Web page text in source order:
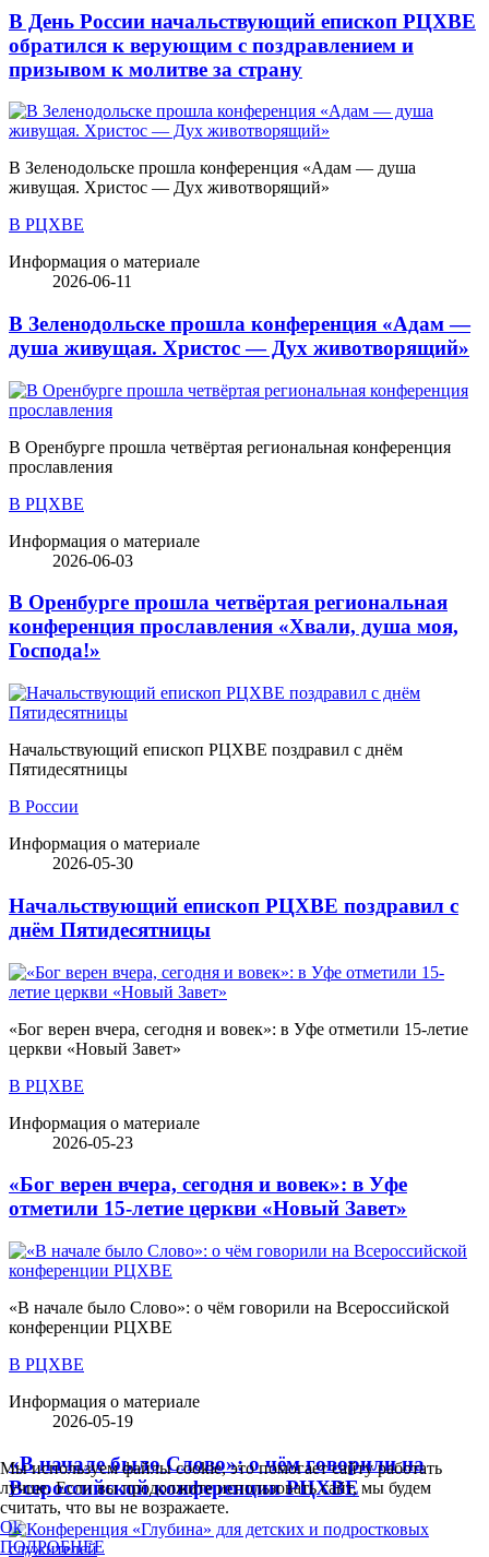
В День России начальствующий епископ РЦХВЕ
обратился к верующим с поздравлением и
призывом к молитве за страну
В Зеленодольске прошла конференция «Адам — душа
живущая. Христос — Дух животворящий»
В РЦХВЕ
Информация о материале
2026-06-11
В Зеленодольске прошла конференция «Адам —
душа живущая. Христос — Дух животворящий»
В Оренбурге прошла четвёртая региональная конференция
прославления
В РЦХВЕ
Информация о материале
2026-06-03
В Оренбурге прошла четвёртая региональная
конференция прославления «Хвали, душа моя,
Господа!»
Начальствующий епископ РЦХВЕ поздравил с днём
Пятидесятницы
В России
Информация о материале
2026-05-30
Начальствующий епископ РЦХВЕ поздравил с
днём Пятидесятницы
«Бог верен вчера, сегодня и вовек»: в Уфе отметили 15-летие
церкви «Новый Завет»
В РЦХВЕ
Информация о материале
2026-05-23
«Бог верен вчера, сегодня и вовек»: в Уфе
отметили 15-летие церкви «Новый Завет»
«В начале было Слово»: о чём говорили на Всероссийской
конференции РЦХВЕ
В РЦХВЕ
Информация о материале
2026-05-19
«В начале было Слово»: о чём говорили на
Всероссийской конференции РЦХВЕ
Мы используем файлы cookie, это помогает сайту работать
лучше. Если вы продолжите использовать сайт, мы будем
считать, что вы не возражаете.
Ok
ПОДРОБНЕЕ